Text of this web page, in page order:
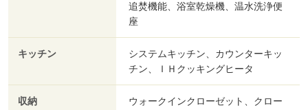
追焚機能、浴室乾燥機、温水洗浄便
座
キッチン
システムキッチン、カウンターキッ
チン、ＩＨクッキングヒータ
収納
ウォークインクローゼット、クロー